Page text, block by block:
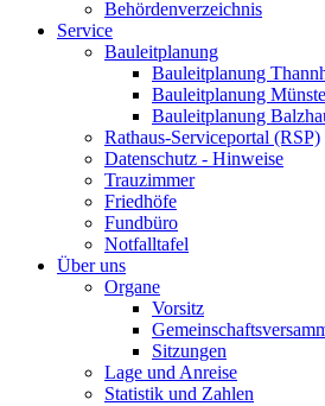
Behördenverzeichnis
Service
Bauleitplanung
Bauleitplanung
Bauleitplanung
Bauleitplanung
Rathaus-Serviceportal (RSP)
Datenschutz - Hinweise
Trauzimmer
Friedhöfe
Fundbüro
Notfalltafel
Über uns
Organe
Vorsitz
Sitzungen
Lage und Anreise
Statistik und Zahlen